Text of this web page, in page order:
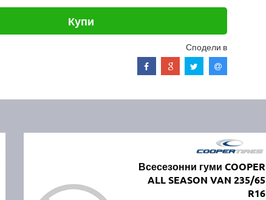
Купи
Сподели в
Всесезонни гуми COOPER
ALL SEASON VAN 235/65
R16